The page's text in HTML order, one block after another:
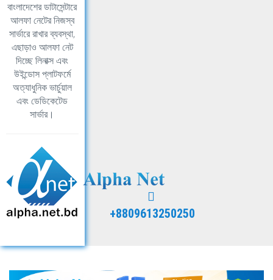
বাংলাদেশের ডাটাসেন্টারে
আলফা নেটের নিজস্ব
সার্ভারে রাখার ব্যবস্থা,
এছাড়াও আলফা নেট
দিচ্ছে লিনাক্স এবং
উইন্ডোস প্লাটফর্মে
অত্যাধুনিক ভার্চুয়াল
এবং ডেডিকেটেড
সার্ভার।
+8809613250250